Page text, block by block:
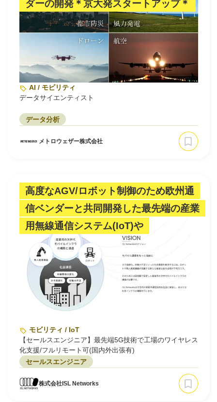
ダーの開発＊京大発スタートアップ＊
AI / モビリティ
データサイエンティスト
データ分析
メトロウェザー株式会社
高度なAGV/ロボット制御のため欧州通
信ベンダーと共同開発した最先端の産業
用無線通信システム(IoT)や
モビリティ / IoT
【セールスエンジニア】最先端5G技術で工場のワイヤレス
化支援/フルリモート可(国内外出張有)
セールスエンジニア
株式会社ISL Networks